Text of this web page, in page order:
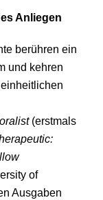
Anliegen
berühren ein
und kehren
(erstmals
of
Ausgaben